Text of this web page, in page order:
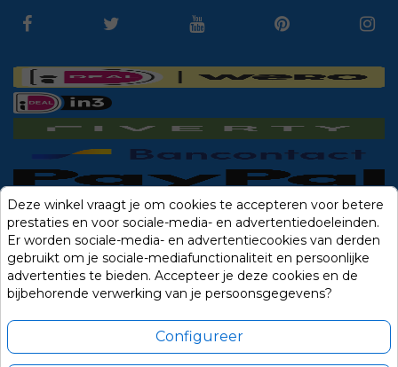
Deze winkel vraagt je om cookies te accepteren voor betere
prestaties en voor sociale-media- en advertentiedoeleinden.
Er worden sociale-media- en advertentiecookies van derden
gebruikt om je sociale-mediafunctionaliteit en persoonlijke
advertenties te bieden. Accepteer je deze cookies en de
bijbehorende verwerking van je persoonsgegevens?
Configureer